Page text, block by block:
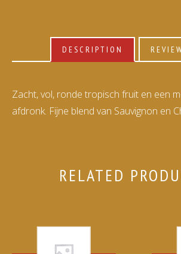
DESCRIPTION
Zacht, vol, ronde tropisch fruit en een
afdronk. Fijne blend van Sauvignon en
RELATED